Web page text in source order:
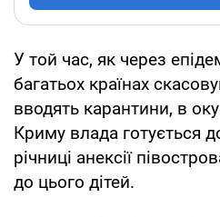
У той час, як через
багатьох країнах
вводять карантини, в
Криму влада готується
річниці анексії
до цього дітей.